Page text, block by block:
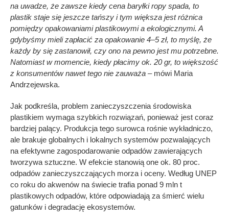
na uwadze, że zawsze kiedy cena baryłki ropy spada, to
plastik staje się jeszcze tańszy i tym większa jest różnica
pomiędzy opakowaniami plastikowymi a ekologicznymi. A
gdybyśmy mieli zapłacić za opakowanie 4–5 zł, to myślę, że
każdy by się zastanowił, czy ono na pewno jest mu potrzebne.
Natomiast w momencie, kiedy płacimy ok. 20 gr, to większość
z konsumentów nawet tego nie zauważa – mówi Maria
Andrzejewska.
Jak podkreśla, problem zanieczyszczenia środowiska
plastikiem wymaga szybkich rozwiązań, ponieważ jest coraz
bardziej palący. Produkcja tego surowca rośnie wykładniczo,
ale brakuje globalnych i lokalnych systemów pozwalających
na efektywne zagospodarowanie odpadów zawierających
tworzywa sztuczne. W efekcie stanowią one ok. 80 proc.
odpadów zanieczyszczających morza i oceny. Według UNEP
co roku do akwenów na świecie trafia ponad 9 mln t
plastikowych odpadów, które odpowiadają za śmierć wielu
gatunków i degradację ekosystemów.